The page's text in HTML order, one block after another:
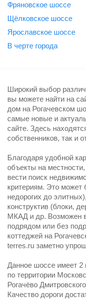
Фряновское шоссе
Щёлковское шоссе
Ярославское шоссе
B черте города
Широкий выбор
вы можете найти на
дом на Рогачевском
самые новые и
сайте. Здесь
собственников, так и
Благодаря удобной
объекты на
вести поиск
критериям. Это может
недорогих до
конструктив (блоки,
МКАД и др. Возможен
подрядом или без
коттеджей на
terres.ru заметно
Данное шоссе имеет 2
по территории
Рогачёво
Качество дороги